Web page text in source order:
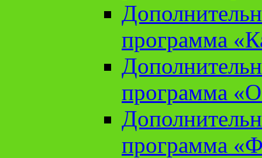
программа
программа
программа